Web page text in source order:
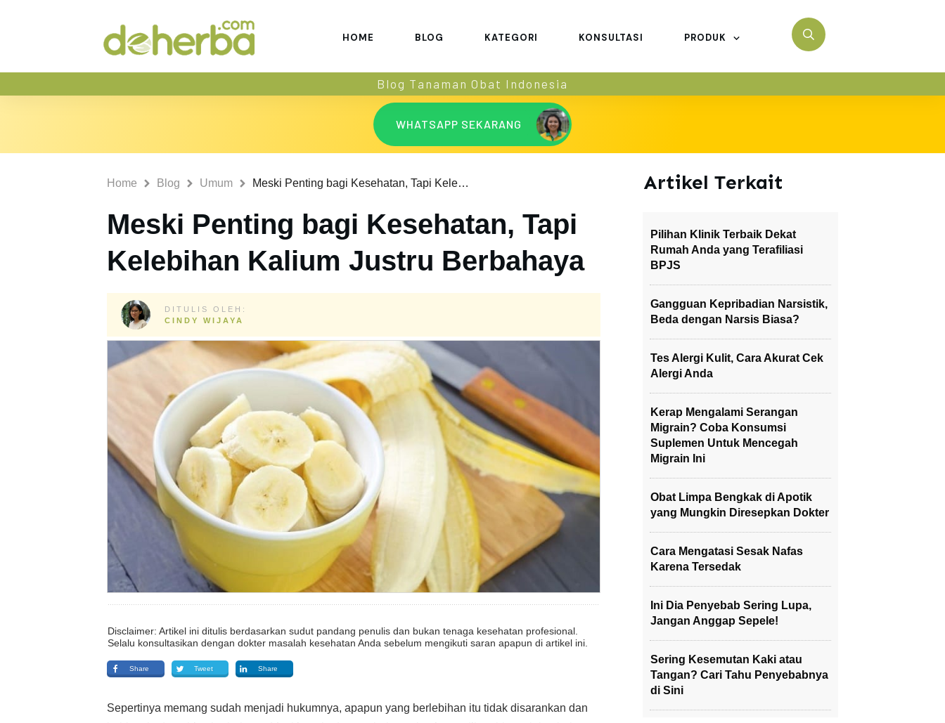
HOME BLOG KATEGORI KONSULTASI PRODUK
Blog Tanaman Obat Indonesia
WHATSAPP SEKARANG
Home Blog Umum Meski Penting bagi Kesehatan, Tapi Kelebihan Kalium Justru Berbahaya
Meski Penting bagi Kesehatan, Tapi
Kelebihan Kalium Justru Berbahaya
DITULIS OLEH:
CINDY WIJAYA
Disclaimer: Artikel ini ditulis berdasarkan sudut pandang penulis dan bukan tenaga kesehatan profesional.
Selalu konsultasikan dengan dokter masalah kesehatan Anda sebelum mengikuti saran apapun di artikel ini.
Share Tweet Share
Sepertinya memang sudah menjadi hukumnya, apapun yang berlebihan itu tidak disarankan dan
Artikel Terkait
Pilihan Klinik Terbaik Dekat
Rumah Anda yang Terafiliasi
BPJS
Gangguan Kepribadian Narsistik,
Beda dengan Narsis Biasa?
Tes Alergi Kulit, Cara Akurat Cek
Alergi Anda
Kerap Mengalami Serangan
Migrain? Coba Konsumsi
Suplemen Untuk Mencegah
Migrain Ini
Obat Limpa Bengkak di Apotik
yang Mungkin Diresepkan Dokter
Cara Mengatasi Sesak Nafas
Karena Tersedak
Ini Dia Penyebab Sering Lupa,
Jangan Anggap Sepele!
Sering Kesemutan Kaki atau
Tangan? Cari Tahu Penyebabnya
di Sini